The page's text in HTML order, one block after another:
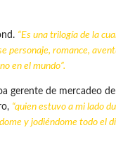
“Es una trilogía de la
personaje, romance,
en el mundo”.
gerente de mercadeo
“quien estuvo a mi lado
y jodiéndome todo el